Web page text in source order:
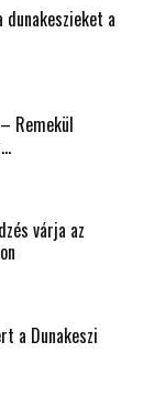
dunakeszieket a
Remekül
várja az
a Dunakeszi